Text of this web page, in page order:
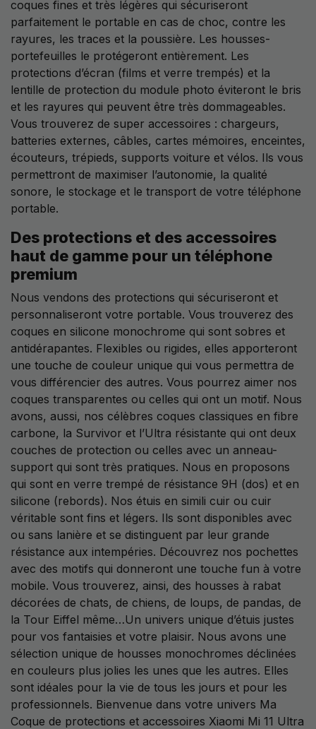
coques fines et très légères qui sécuriseront
parfaitement le portable en cas de choc, contre les
rayures, les traces et la poussière. Les housses-
portefeuilles le protégeront entièrement. Les
protections d’écran (films et verre trempés) et la
lentille de protection du module photo éviteront le bris
et les rayures qui peuvent être très dommageables.
Vous trouverez de super accessoires : chargeurs,
batteries externes, câbles, cartes mémoires, enceintes,
écouteurs, trépieds, supports voiture et vélos. Ils vous
permettront de maximiser l’autonomie, la qualité
sonore, le stockage et le transport de votre téléphone
portable.
Des protections et des accessoires
haut de gamme pour un téléphone
premium
Nous vendons des protections qui sécuriseront et
personnaliseront votre portable. Vous trouverez des
coques en silicone monochrome qui sont sobres et
antidérapantes. Flexibles ou rigides, elles apporteront
une touche de couleur unique qui vous permettra de
vous différencier des autres. Vous pourrez aimer nos
coques transparentes ou celles qui ont un motif. Nous
avons, aussi, nos célèbres coques classiques en fibre
carbone, la Survivor et l’Ultra résistante qui ont deux
couches de protection ou celles avec un anneau-
support qui sont très pratiques. Nous en proposons
qui sont en verre trempé de résistance 9H (dos) et en
silicone (rebords). Nos étuis en simili cuir ou cuir
véritable sont fins et légers. Ils sont disponibles avec
ou sans lanière et se distinguent par leur grande
résistance aux intempéries. Découvrez nos pochettes
avec des motifs qui donneront une touche fun à votre
mobile. Vous trouverez, ainsi, des housses à rabat
décorées de chats, de chiens, de loups, de pandas, de
la Tour Eiffel même…Un univers unique d’étuis justes
pour vos fantaisies et votre plaisir. Nous avons une
sélection unique de housses monochromes déclinées
en couleurs plus jolies les unes que les autres. Elles
sont idéales pour la vie de tous les jours et pour les
professionnels. Bienvenue dans votre univers Ma
Coque de protections et accessoires Xiaomi Mi 11 Ultra